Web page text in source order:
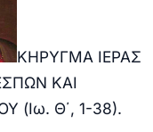
ΚΗΡΥΓΜΑ ΙΕΡΑΣ
ΚΑΙ
(Ιω. Θ΄, 1-38).